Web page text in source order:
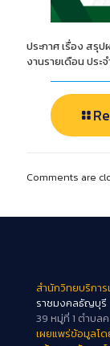
ประกาศ เรื่อง สรุ
งานรายเดือน ประ
Comments are
สำนักวิทยบริการ
ราชมงคลธัญบุรี
39 หมู่ที่ 1 ตำบล
เผยแพร่ข้อมูลโด